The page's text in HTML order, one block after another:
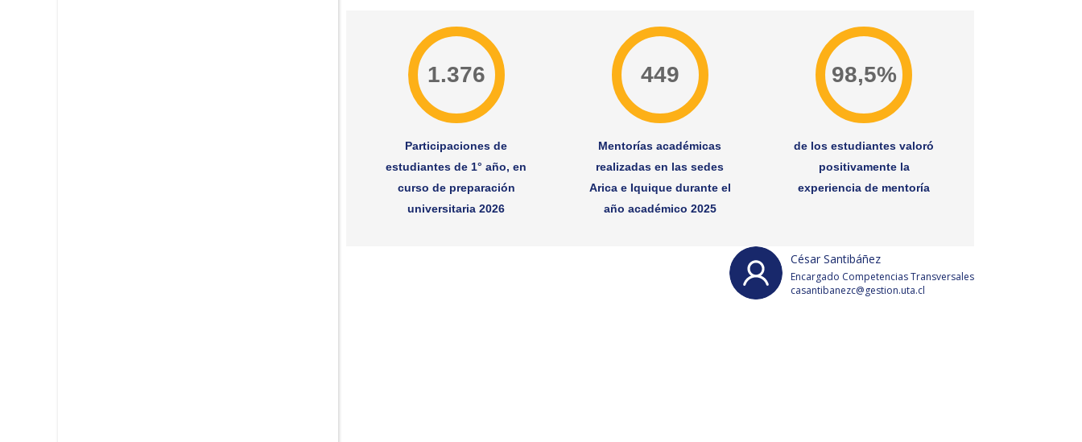
1.376
Participaciones de
estudiantes de 1° año, en
curso de preparación
universitaria 2026
449
Mentorías académicas
realizadas en las sedes
Arica e Iquique durante el
año académico 2025
98,5%
de los estudiantes valoró
positivamente la
experiencia de mentoría
César Santibáñez
Encargado Competencias Transversales
casantibanezc@gestion.uta.cl